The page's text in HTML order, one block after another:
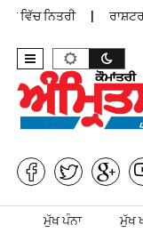
ਵਿੱਚ ਨਿਤਰੀ
Skip to content
ਮੁੱਖ ਪੰਨਾ ਮੁੱਖ